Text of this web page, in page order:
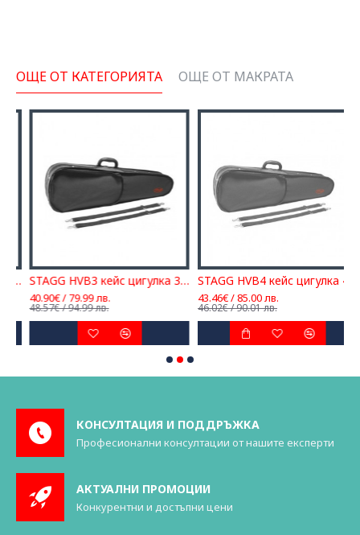
ОЩЕ ОТ КАТЕГОРИЯТА ОЩЕ ОТ МАКРАТА
STAGG HVB3 кейс цигулка 3/4
40.90€ / 79.99 лв.
48.57€ / 94.99 лв.
STAGG HVB4 кейс цигулка 4/4
43.46€ / 85.00 лв.
46.02€ / 90.01 лв.
КОНСУЛТАЦИЯ И ПОДДРЪЖКА
Професионални консултации от нашите експерти
АКТУАЛНИ ПРОМОЦИИ
Конкурентни и достъпни цени